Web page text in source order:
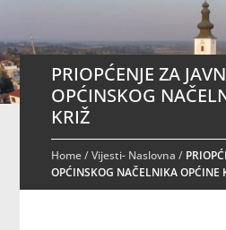
PRIOPĆENJE ZA
OPĆINSKOG
KRIŽ
Home/Vijesti- Naslovna /
OPĆINSKOG NAČELNIKA OPĆINE